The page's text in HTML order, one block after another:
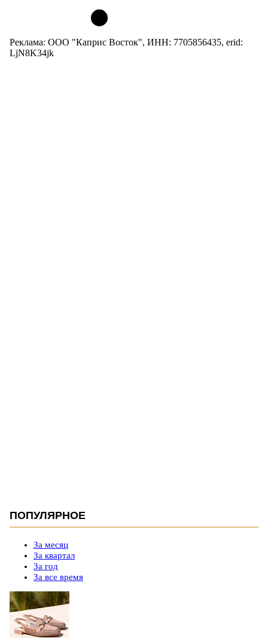
Реклама: ООО "Каприс Восток", ИНН: 7705856435, erid:
LjN8K34jk
ПОПУЛЯРНОЕ
За месяц
За квартал
За год
За все время